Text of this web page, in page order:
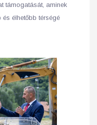
támogatását, aminek
élhetőbb térségé